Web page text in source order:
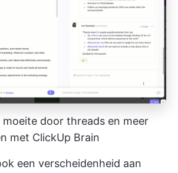
moeite door threads en meer
met ClickUp Brain
een verscheidenheid aan